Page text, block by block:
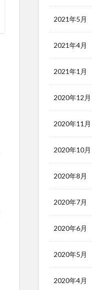
2021年5月
2021年4月
2021年1月
2020年12月
2020年11月
2020年10月
2020年8月
2020年7月
2020年6月
2020年5月
2020年4月